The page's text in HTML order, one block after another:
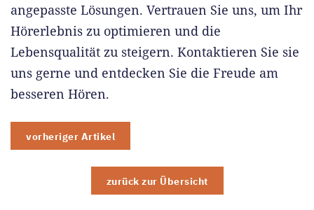
angepasste Lösungen. Vertrauen Sie uns, um Ihr
Hörerlebnis zu optimieren und die
Lebensqualität zu steigern. Kontaktieren Sie sie
uns gerne und entdecken Sie die Freude am
besseren Hören.
vorheriger Artikel
zurück zur Übersicht